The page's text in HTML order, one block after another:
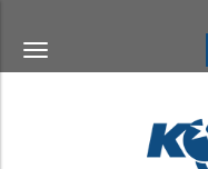
Toggle
navigation